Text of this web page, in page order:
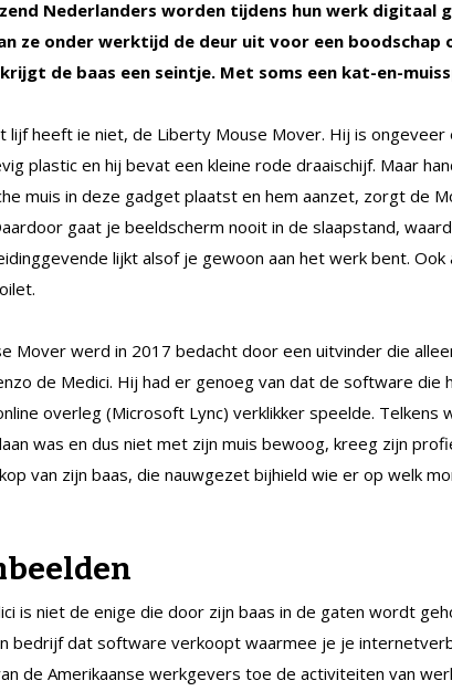
Nederlanders worden tijdens hun werk digitaal
ze onder werktijd de deur uit voor een boodschap
de baas een seintje. Met soms een kat-en-
lijf heeft ie niet, de Liberty Mouse Mover. Hij is
plastic en hij bevat een kleine rode draaischijf. Maar
muis in deze gadget plaatst en hem aanzet, zorgt de
gaat je beeldscherm nooit in de slaapstand,
lijkt alsof je gewoon aan het werk bent.
Mover werd in 2017 bedacht door een uitvinder die
de Medici. Hij had er genoeg van dat de software die
overleg (Microsoft Lync) verklikker speelde. Telkens
was en dus niet met zijn muis bewoog, kreeg zijn
van zijn baas, die nauwgezet bijhield wie er op welk
is niet de enige die door zijn baas in de gaten wordt
bedrijf dat software verkoopt waarmee je je
de Amerikaanse werkgevers toe de activiteiten van